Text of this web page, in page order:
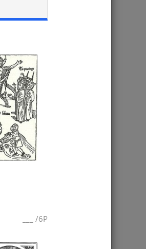
/6P
,